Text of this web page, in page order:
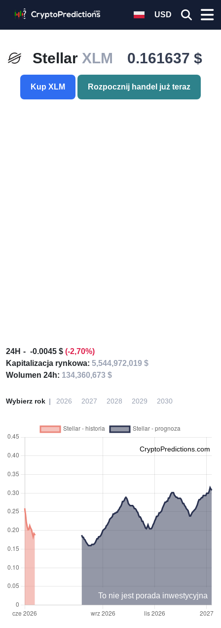
USD
Stellar XLM 0.161637 $
Kup XLM Rozpocznij handel już teraz
24H -0.0045 $ (-2,70%)
Kapitalizacja rynkowa: 5,544,972,019 $
Wolumen 24h: 134,360,673 $
Wybierz rok 2026 2027 2028 2029 2030
CryptoPredictions.com
To nie jest porada inwestycyjna